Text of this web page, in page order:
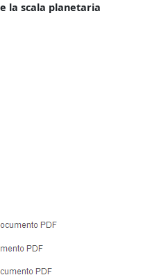
la scala planetaria